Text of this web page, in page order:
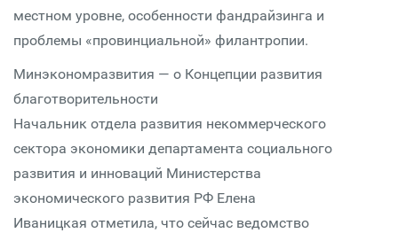
местном уровне, особенности фандрайзинга и
проблемы «провинциальной» филантропии.
Минэкономразвития — о Концепции развития
благотворительности
Начальник отдела развития некоммерческого
сектора экономики департамента социального
развития и инноваций Министерства
экономического развития РФ Елена
Иваницкая отметила, что сейчас ведомство